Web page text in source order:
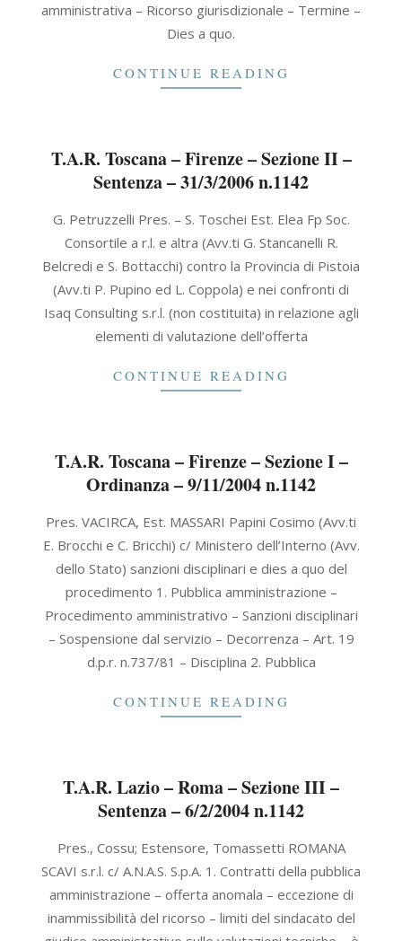
amministrativa – Ricorso giurisdizionale – Termine –
Dies a quo.
CONTINUE READING
T.A.R. Toscana – Firenze – Sezione II –
Sentenza – 31/3/2006 n.1142
03-G. Petruzzelli Pres. – S. Toschei Est. Elea Fp Soc.
Consortile a r.l. e altra (Avv.ti G. Stancanelli R.
Belcredi e S. Bottacchi) contro la Provincia di Pistoia
(Avv.ti P. Pupino ed L. Coppola) e nei confronti di
Isaq Consulting s.r.l. (non costituita) in relazione agli
elementi di valutazione dell’offerta
CONTINUE READING
T.A.R. Toscana – Firenze – Sezione I –
Ordinanza – 9/11/2004 n.1142
11-
09
Pres. VACIRCA, Est. MASSARI Papini Cosimo (Avv.ti
E. Brocchi e C. Bricchi) c/ Ministero dell’Interno (Avv.
dello Stato) sanzioni disciplinari e dies a quo del
procedimento 1. Pubblica amministrazione –
Procedimento amministrativo – Sanzioni disciplinari
– Sospensione dal servizio – Decorrenza – Art. 19
d.p.r. n.737/81 – Disciplina 2. Pubblica
CONTINUE READING
T.A.R. Lazio – Roma – Sezione III –
Sentenza – 6/2/2004 n.1142
02-
06
Pres., Cossu; Estensore, Tomassetti ROMANA
SCAVI s.r.l. c/ A.N.A.S. S.p.A. 1. Contratti della pubblica
amministrazione – offerta anomala – eccezione di
inammissibilità del ricorso – limiti del sindacato del